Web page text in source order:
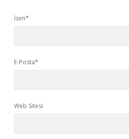
İsim*
E-Posta*
Web Sitesi